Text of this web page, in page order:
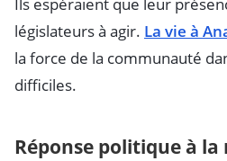
Ils espéraient que leur
législateurs à agir. La vie à
la force de la communauté
difficiles.
Réponse politique à la